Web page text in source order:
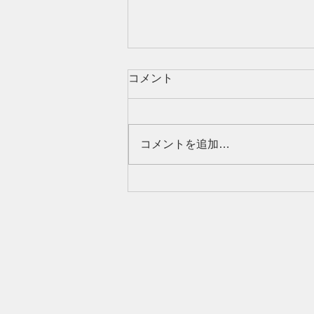
コメント
コメントを追加…